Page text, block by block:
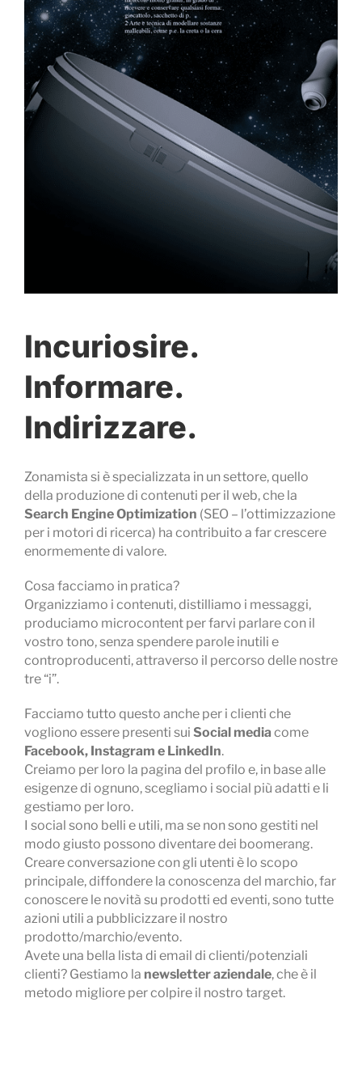
Incuriosire.
Informare.
Indirizzare.
Zonamista si è specializzata in un settore, quello
della produzione di contenuti per il web, che la
Search Engine Optimization (SEO – l’ottimizzazione
per i motori di ricerca) ha contribuito a far crescere
enormemente di valore.
Cosa facciamo in pratica?
Organizziamo i contenuti, distilliamo i messaggi,
produciamo microcontent per farvi parlare con il
vostro tono, senza spendere parole inutili e
controproducenti, attraverso il percorso delle nostre
tre “i”.
Facciamo tutto questo anche per i clienti che
vogliono essere presenti sui Social media come
Facebook, Instagram e LinkedIn.
Creiamo per loro la pagina del profilo e, in base alle
esigenze di ognuno, scegliamo i social più adatti e li
gestiamo per loro.
I social sono belli e utili, ma se non sono gestiti nel
modo giusto possono diventare dei boomerang.
Creare conversazione con gli utenti è lo scopo
principale, diffondere la conoscenza del marchio, far
conoscere le novità su prodotti ed eventi, sono tutte
azioni utili a pubblicizzare il nostro
prodotto/marchio/evento.
Avete una bella lista di email di clienti/potenziali
clienti? Gestiamo la newsletter aziendale, che è il
metodo migliore per colpire il nostro target.